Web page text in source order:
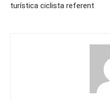
turística ciclista referent